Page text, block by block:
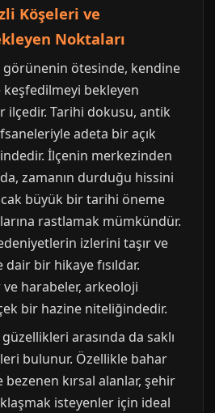
Köşeleri ve
Noktaları
görünenin ötesinde, kendine
bekleyen
ilçedir. Tarihi dokusu, antik
adeta bir açık
İlçenin merkezinden
zamanın durduğu hissini
büyük bir tarihi öneme
rastlamak mümkündür.
izlerini taşır ve
bir hikaye fısıldar.
harabeler, arkeoloji
bir hazine niteliğindedir.
arasında da saklı
bulunur. Özellikle bahar
bezenen kırsal alanlar, şehir
isteyenler için ideal